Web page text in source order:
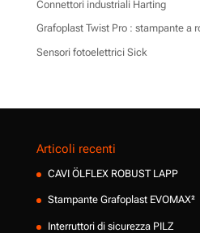
Connettori industriali Harting
Grafoplast Twist Pro : stampante a
Sensori fotoelettrici Sick
Articoli recenti
CAVI ÖLFLEX ROBUST LAPP
Stampante Grafoplast EVOMAX²
Interruttori di sicurezza PILZ